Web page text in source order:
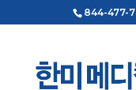
844-477-